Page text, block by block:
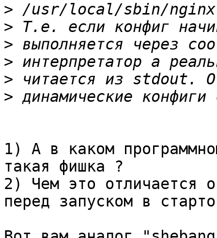
>
>
>
>
>
>
1) А в каком
такая фишка ?
2) Чем это отличается
перед запуском в